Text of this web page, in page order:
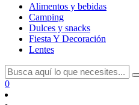
Alimentos y bebidas
Camping
Dulces y snacks
Fiesta Y Decoración
Lentes
0